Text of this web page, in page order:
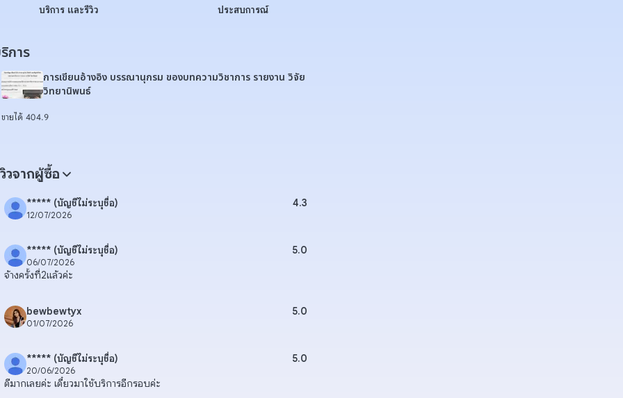
บริการ และรีวิว ประสบการณ์
การ
การเขียนอ้างอิง บรรณานุกรม ของบทความวิชาการ รายงาน วิจัย
วิทยานิพนธ์
ขายได้ 404.9
วจากผู้ซื้อ
***** (บัญชีไม่ระบุชื่อ)
12/07/2026
4.3
***** (บัญชีไม่ระบุชื่อ)
06/07/2026
5.0
จ้างครั้งที่2แล้วค่ะ
bewbewtyx
01/07/2026
5.0
***** (บัญชีไม่ระบุชื่อ)
20/06/2026
5.0
ดีมากเลยค่ะ เดี๋ยวมาใช้บริการอีกรอบค่ะ